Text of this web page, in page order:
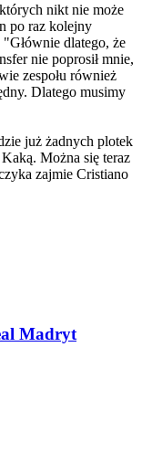
nikt nie może
po raz kolejny
dlatego, że
nie poprosił mnie,
zespołu również
Dlatego musimy
już żadnych plotek
Można się teraz
zajmie Cristiano
Madryt